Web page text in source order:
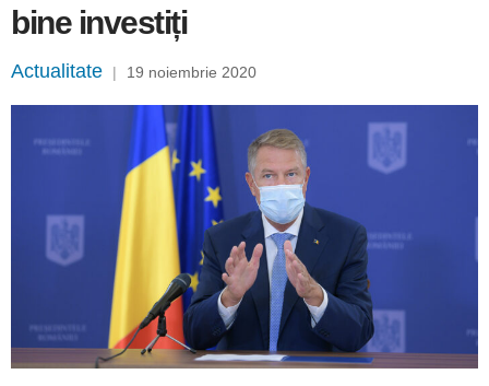
bine investiți
Actualitate | 19 noiembrie 2020